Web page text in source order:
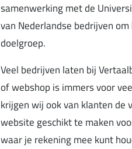
samenwerking met de
van Nederlandse bedrijven
doelgroep.
Veel bedrijven laten bij
of webshop is immers voor
krijgen wij ook van klanten de
website geschikt te maken
waar je rekening mee kunt